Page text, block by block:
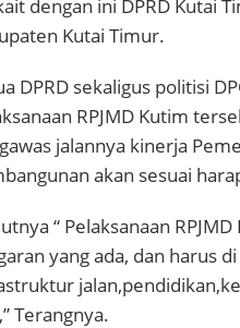
dengan ini DPRD Kutai
Kutai Timur.
DPRD sekaligus politisi
RPJMD Kutim
jalannya kinerja
akan sesuai
“ Pelaksanaan
yang ada, dan harus
Terangnya.